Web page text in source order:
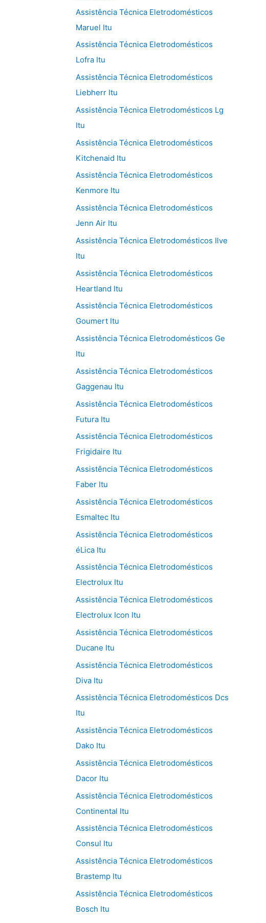
Assistência Técnica Eletrodomésticos
Maruel Itu
Assistência Técnica Eletrodomésticos
Lofra Itu
Assistência Técnica Eletrodomésticos
Liebherr Itu
Assistência Técnica Eletrodomésticos Lg
Itu
Assistência Técnica Eletrodomésticos
Kitchenaid Itu
Assistência Técnica Eletrodomésticos
Kenmore Itu
Assistência Técnica Eletrodomésticos
Jenn Air Itu
Assistência Técnica Eletrodomésticos Ilve
Itu
Assistência Técnica Eletrodomésticos
Heartland Itu
Assistência Técnica Eletrodomésticos
Goumert Itu
Assistência Técnica Eletrodomésticos Ge
Itu
Assistência Técnica Eletrodomésticos
Gaggenau Itu
Assistência Técnica Eletrodomésticos
Futura Itu
Assistência Técnica Eletrodomésticos
Frigidaire Itu
Assistência Técnica Eletrodomésticos
Faber Itu
Assistência Técnica Eletrodomésticos
Esmaltec Itu
Assistência Técnica Eletrodomésticos
éLica Itu
Assistência Técnica Eletrodomésticos
Electrolux Itu
Assistência Técnica Eletrodomésticos
Electrolux Icon Itu
Assistência Técnica Eletrodomésticos
Ducane Itu
Assistência Técnica Eletrodomésticos
Diva Itu
Assistência Técnica Eletrodomésticos Dcs
Itu
Assistência Técnica Eletrodomésticos
Dako Itu
Assistência Técnica Eletrodomésticos
Dacor Itu
Assistência Técnica Eletrodomésticos
Continental Itu
Assistência Técnica Eletrodomésticos
Consul Itu
Assistência Técnica Eletrodomésticos
Brastemp Itu
Assistência Técnica Eletrodomésticos
Bosch Itu